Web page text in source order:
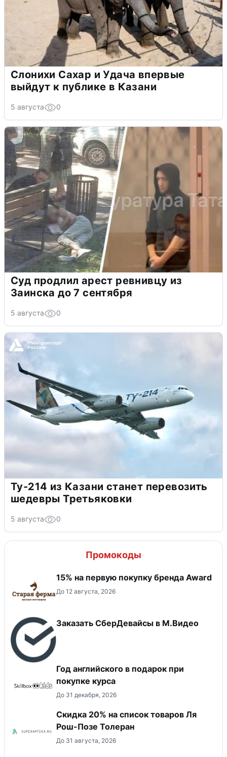
Слонихи Сахар и Удача впервые
выйдут к публике в Казани
5 августа 0
Суд продлил арест ревнивцу из
Заинска до 7 сентября
5 августа 0
Ту-214 из Казани станет перевозить
шедевры Третьяковки
5 августа 0
Промокоды
15% на первую покупку бренда Award
До 12 августа, 2026
Заказать СберДевайсы в М.Видео
Год английского в подарок при
покупке курса
До 31 декабря, 2026
Скидка 20% на список товаров Ля
Рош-Позе Толеран
До 31 августа, 2026